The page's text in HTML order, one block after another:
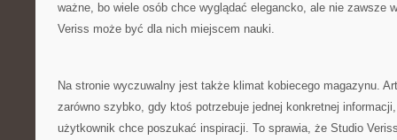
ważne, bo wiele osób chce wyglądać elegancko, ale nie zawsze
Veriss może być dla nich miejscem nauki.
Na stronie wyczuwalny jest także klimat kobiecego magazynu.
zarówno szybko, gdy ktoś potrzebuje jednej konkretnej
użytkownik chce poszukać inspiracji. To sprawia, że Studio